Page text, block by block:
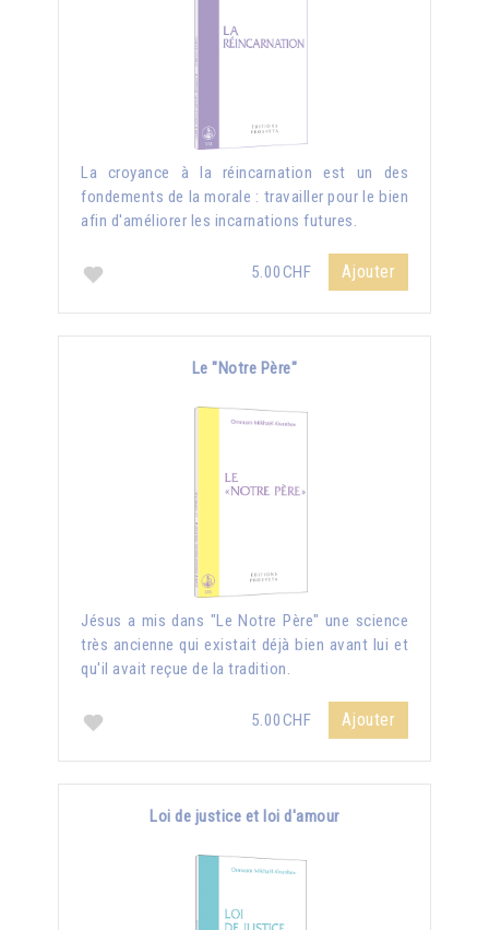
La croyance à la réincarnation est un des
fondements de la morale : travailler pour le bien
afin d'améliorer les incarnations futures.
5.00CHF Ajouter
Le "Notre Père"
Jésus a mis dans "Le Notre Père" une science
très ancienne qui existait déjà bien avant lui et
qu'il avait reçue de la tradition.
5.00CHF Ajouter
Loi de justice et loi d'amour